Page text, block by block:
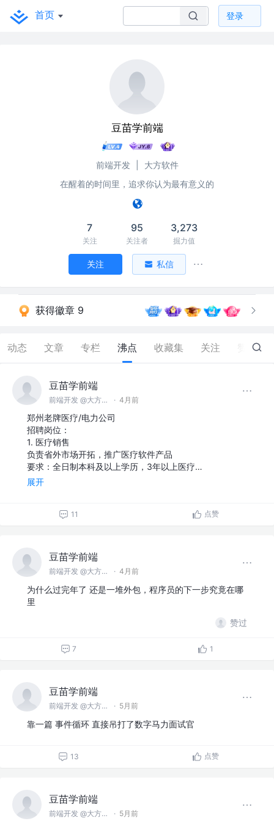
首页 登录
豆苗学前端
前端开发
大方软件
在醒着的时间里，追求你认为最有意义的
7
关注
95
关注者
3,273
掘力值
关注 私信
获得徽章 9
动态 文章 专栏 沸点 收藏集 关注 344
豆苗学前端
前端开发 @大方软件 · 4月前
郑州老牌医疗/电力公司
招聘岗位：
1. 医疗销售
负责省外市场开拓，推广医疗软件产品
要求：全日制本科及以上学历，3年以上医疗…
展开
11 点赞
豆苗学前端
前端开发 @大方软件 · 4月前
为什么过完年了 还是一堆外包，程序员的下一步究竟在哪
里
赞过
7 1
豆苗学前端
前端开发 @大方软件 · 5月前
靠一篇 事件循环 直接吊打了数字马力面试官
13 点赞
豆苗学前端
前端开发 @大方软件 · 5月前